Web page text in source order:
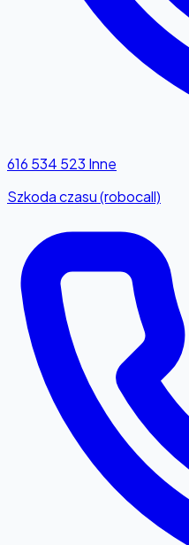
616 534 523 Inne
Szkoda czasu (robocall)